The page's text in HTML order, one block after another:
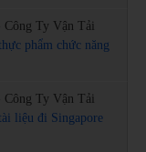
Công Ty Vận Tải
phẩm chức năng
Công Ty Vận Tải
liệu đi Singapore